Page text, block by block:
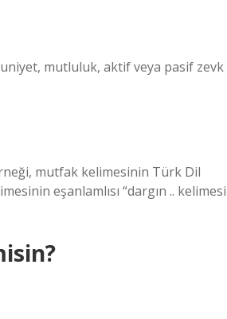
mutluluk, aktif veya pasif zevk
mutfak kelimesinin Türk Dil
eşanlamlısı “dargın .. kelimesi